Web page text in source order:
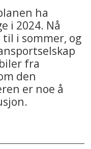
ha
i 2024. Nå
i sommer, og
fra
den
er noe å